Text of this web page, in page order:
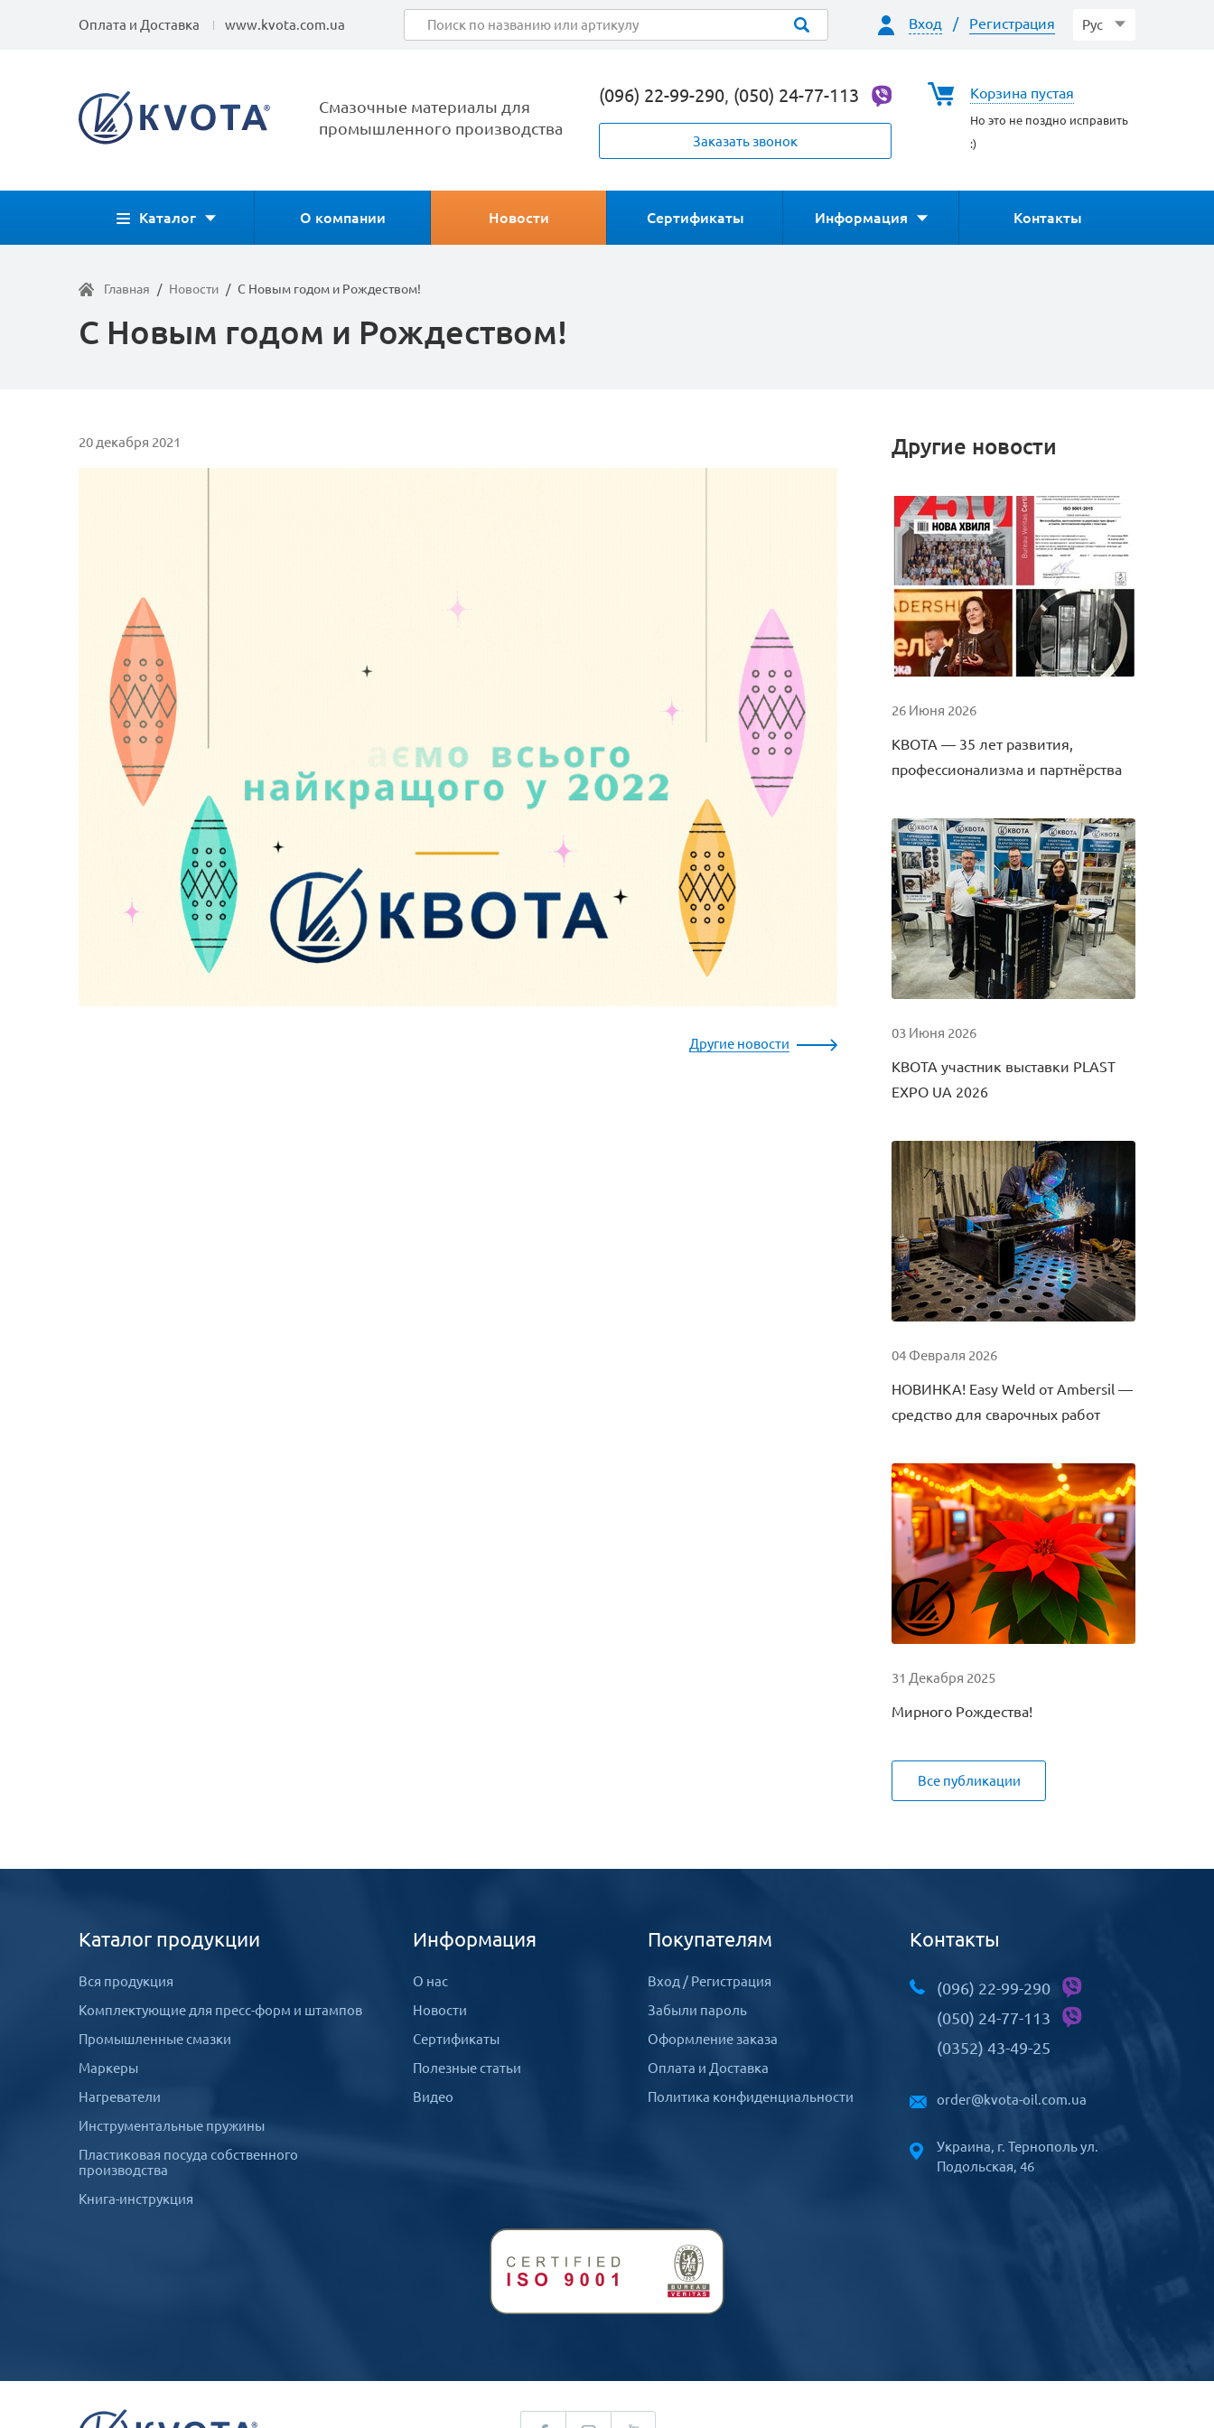
Оплата и Доставка www.kvota.com.ua Рус
Вход / Регистрация
Смазочные материалы для
промышленного производства
Корзина пустая
Но это не поздно исправить
:)
(096) 22-99-290, (050) 24-77-113
Заказать звонок
Каталог О компании Новости Сертификаты Информация Контакты
Главная / Новости / С Новым годом и Рождеством!
С Новым годом и Рождеством!
Другие новости
26 Июня 2026
КВОТА — 35 лет развития,
профессионализма и партнёрства
03 Июня 2026
КВОТА участник выставки PLAST
EXPO UA 2026
04 Февраля 2026
НОВИНКА! Easy Weld от Ambersil —
средство для сварочных работ
31 Декабря 2025
Мирного Рождества!
Все публикации
20 декабря 2021
Другие новости
Каталог продукции
Вся продукция
Комплектующие для пресс-форм и штампов
Промышленные смазки
Маркеры
Нагреватели
Инструментальные пружины
Пластиковая посуда собственного
производства
Книга-инструкция
Информация
О нас
Новости
Сертификаты
Полезные статьи
Видео
Покупателям
Вход / Регистрация
Забыли пароль
Оформление заказа
Оплата и Доставка
Политика конфиденциальности
Контакты
(096) 22-99-290
(050) 24-77-113
(0352) 43-49-25
order@kvota-oil.com.ua
Украина, г. Тернополь ул.
Подольская, 46